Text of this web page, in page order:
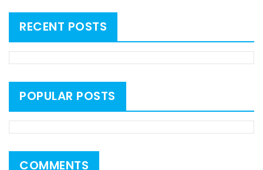
RECENT POSTS
POPULAR POSTS
COMMENTS